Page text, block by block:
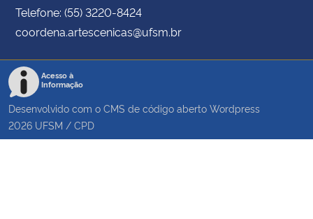
Telefone: (55) 3220-8424
coordena.artescenicas@ufsm.br
Acesso à
Informação
Desenvolvido com o CMS de código aberto Wordpress
2026 UFSM / CPD